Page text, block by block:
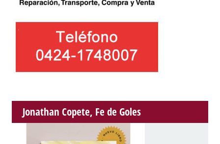
Jonathan Copete, Fe de Goles